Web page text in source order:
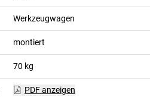
Werkzeugwagen
montiert
70 kg
PDF anzeigen